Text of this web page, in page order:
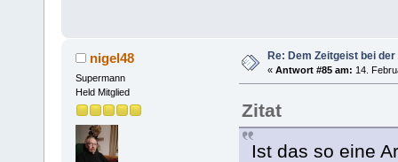
nigel48
Supermann
Held Mitglied
Re: Dem Zeitgeist bei
« Antwort #85 am: 14.
Zitat
Ist das so eine